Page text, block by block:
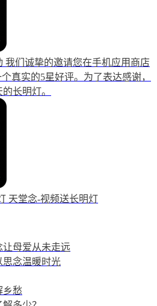
我们诚挚的邀请您在手机应用商店
真实的5星好评。为了表达感谢，
长明灯。
天堂念-视频送长明灯
母爱从未走远
思念温暖时光
乡愁